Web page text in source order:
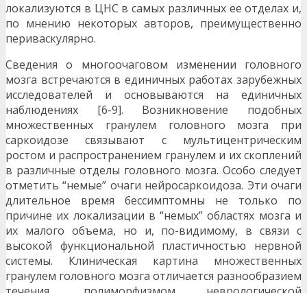
локализуются в ЦНС в самых различ­ных ее отделах и,
по мнению некоторых авторов, преимущественно
периваскулярно.
Сведения о многоочаговом изменении го­ловного
мозга встречаются в единичных работах зарубежных
исследователей и основываются на единичных
наблюдениях [6-9]. Возникновение по­добных
множественных гранулем головного мозга при
саркоидозе связывают с мультицентрическим
ростом и распространением гранулем и их скопле­ний
в различные отделы головного мозга. Особо следует
отметить “немые” очаги нейросаркоидоза. Эти очаги
длительное время бессимптомны не только по
причине их локализации в “немых” обла­стях мозга и
их малого объема, но и, по-видимому, в связи с
высокой функциональной пластичностью нервной
системы. Клиническая картина множе­ственных
гранулем головного мозга отличается разнообразием